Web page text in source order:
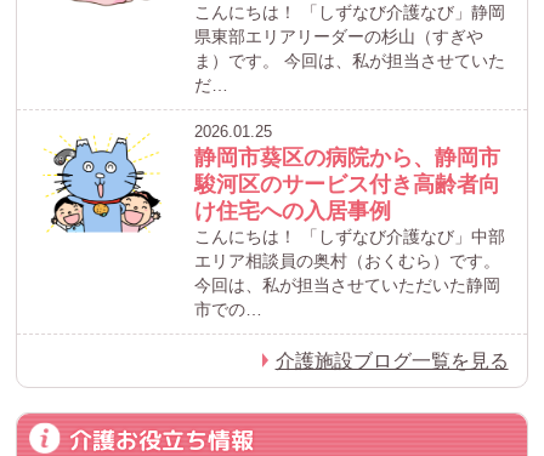
こんにちは！ 「しずなび介護なび」静岡
県東部エリアリーダーの杉山（すぎや
ま）です。 今回は、私が担当させていた
だ…
2026.01.25
静岡市葵区の病院から、静岡市
駿河区のサービス付き高齢者向
け住宅への入居事例
こんにちは！ 「しずなび介護なび」中部
エリア相談員の奥村（おくむら）です。
今回は、私が担当させていただいた静岡
市での…
介護施設ブログ一覧を見る
介護お役立ち情報